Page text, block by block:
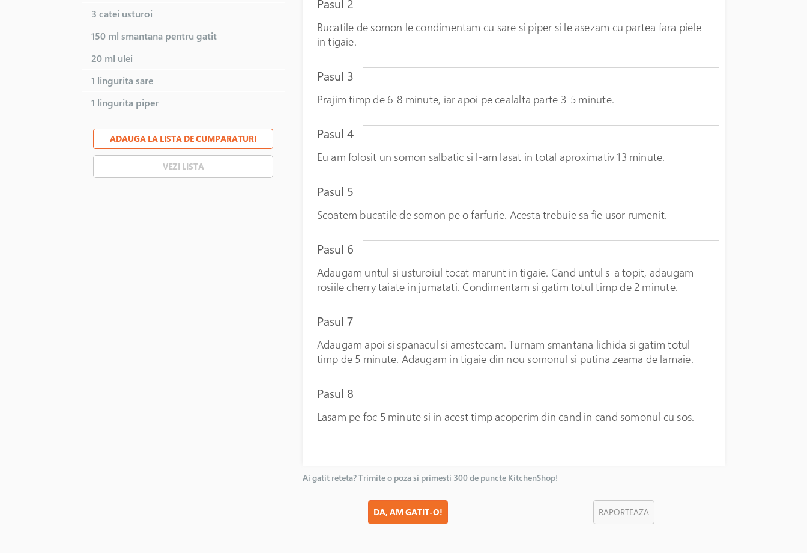
3 catei usturoi
150 ml smantana pentru gatit
20 ml ulei
1 linguritasare
1 lingurita piper
ADAUGA LA LISTA DE CUMPARATURI
VEZI LISTA
Pasul 2
Bucatile de somon le condimentam cu sare si piper si le asezam cu partea fara piele
in tigaie.
Pasul 3
Prajim timp de 6-8 minute, iar apoi pe cealalta parte 3-5 minute.
Pasul 4
Eu am folosit un somon salbatic si l-am lasat in total aproximativ 13 minute.
Pasul 5
Scoatem bucatile de somon pe o farfurie. Acesta trebuie sa fie usor rumenit.
Pasul 6
Adaugam untul si usturoiul tocat marunt in tigaie. Cand untul s-a topit, adaugam
rosiile cherry taiate in jumatati. Condimentam si gatim totul timp de 2 minute.
Pasul 7
Adaugam apoi si spanacul si amestecam. Turnam smantana lichida si gatim totul
timp de 5 minute. Adaugam in tigaie din nou somonul si putina zeama de lamaie.
Pasul 8
Lasam pe foc 5 minute si in acest timp acoperim din cand in cand somonul cu sos.
Ai gatit reteta? Trimite o poza si primesti 300 de puncte KitchenShop!
DA, AM GATIT-O! RAPORTEAZA